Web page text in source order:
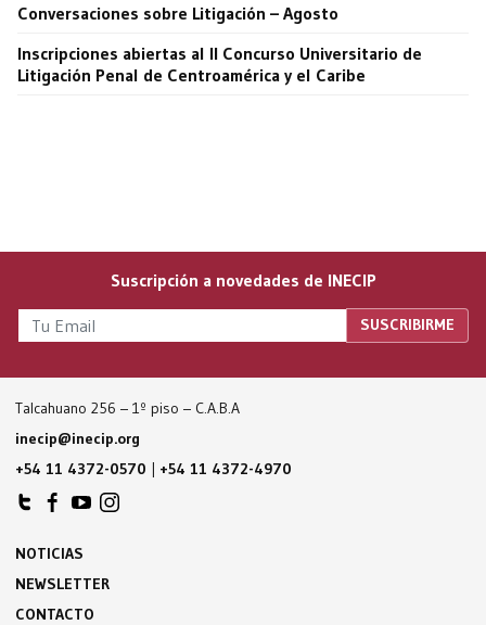
Conversaciones sobre Litigación – Agosto
Inscripciones abiertas al II Concurso Universitario de
Litigación Penal de Centroamérica y el Caribe
Suscripción a novedades de INECIP
Talcahuano 256 – 1º piso – C.A.B.A
inecip@inecip.org
+54 11 4372-0570 | +54 11 4372-4970
NOTICIAS
NEWSLETTER
CONTACTO